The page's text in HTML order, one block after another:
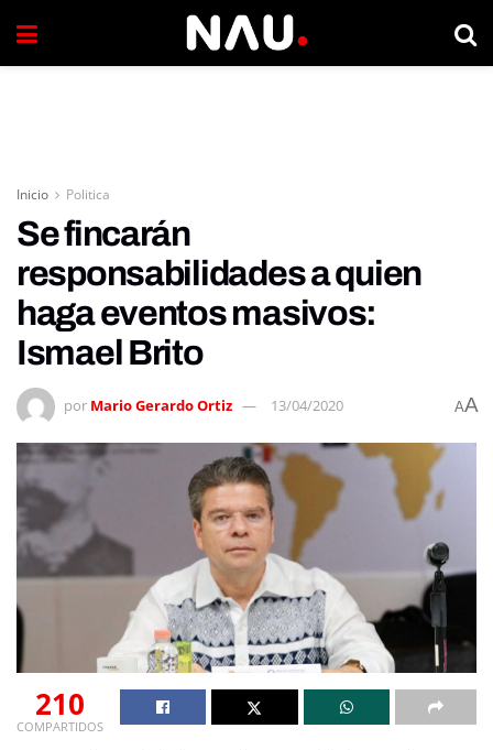
Inicio Politica
Se fincarán
responsabilidades a quien
haga eventos masivos:
Ismael Brito
por Mario Gerardo Ortiz 13/04/2020 AA
210
COMPARTIDOS